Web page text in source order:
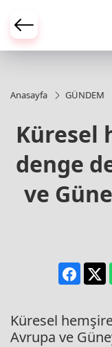
Anasayfa GÜNDEM
Küresel
denge
ve
Küresel
Avrupa ve